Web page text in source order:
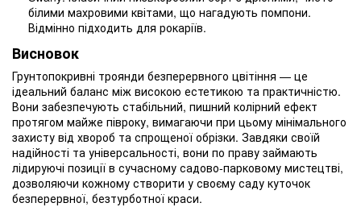
білими махровими квітами, що нагадують помпони.
Відмінно підходить для рокаріїв.
Висновок
Грунтопокривні троянди безперервного цвітіння — це
ідеальний баланс між високою естетикою та практичністю.
Вони забезпечують стабільний, пишний колірний ефект
протягом майже півроку, вимагаючи при цьому мінімального
захисту від хвороб та спрощеної обрізки. Завдяки своїй
надійності та універсальності, вони по праву займають
лідируючі позиції в сучасному садово-парковому мистецтві,
дозволяючи кожному створити у своєму саду куточок
безперервної, безтурботної краси.